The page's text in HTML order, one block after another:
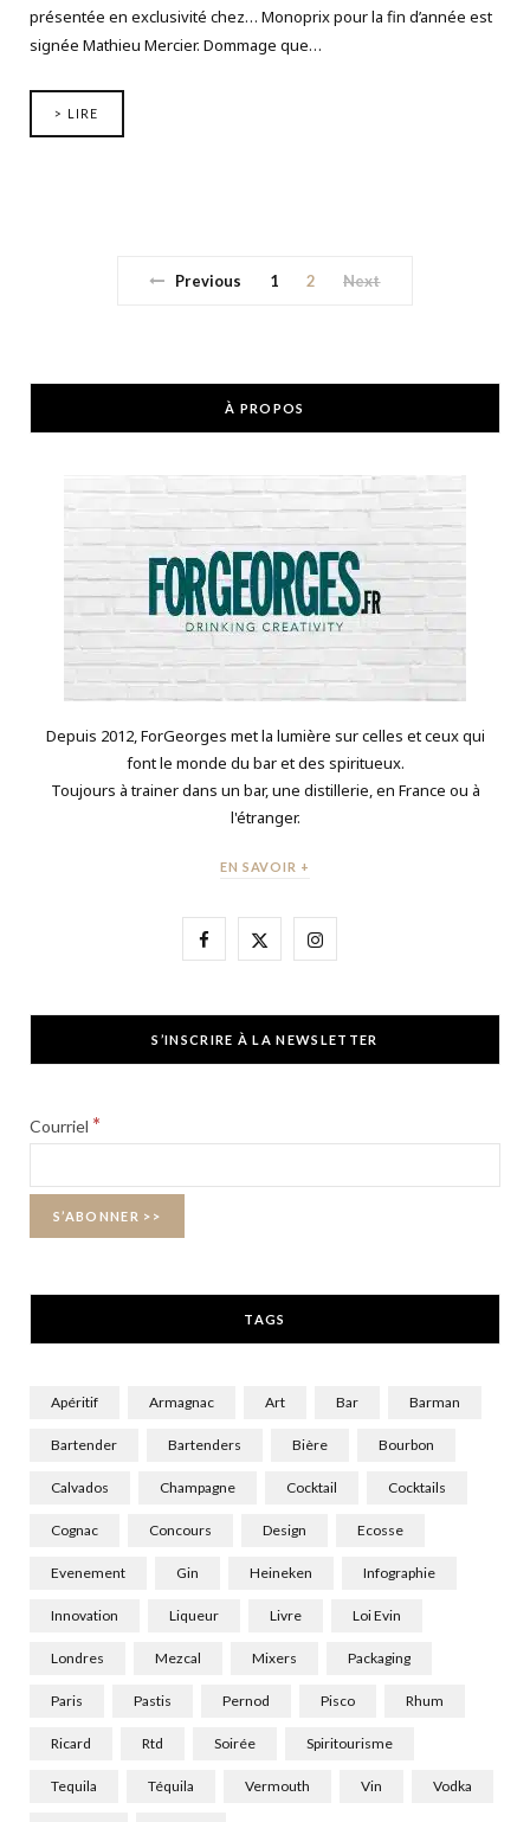
présentée en exclusivité chez… Monoprix pour la fin d’année est
signée Mathieu Mercier. Dommage que…
> LIRE
Previous 1 2 Next
À PROPOS
Depuis 2012, ForGeorges met la lumière sur celles et ceux qui
font le monde du bar et des spiritueux.
Toujours à trainer dans un bar, une distillerie, en France ou à
l'étranger.
EN SAVOIR +
F
e
X
w
I
t
S’INSCRIRE À LA NEWSLETTER
Courriel *
TAGS
Apéritif Armagnac Art Bar Barman
Bartender Bartenders Bière Bourbon
Calvados Champagne Cocktail Cocktails
Cognac Concours Design Ecosse
Evenement Gin Heineken Infographie
Innovation Liqueur Livre Loi Evin
Londres Mezcal Mixers Packaging
Paris Pastis Pernod Pisco Rhum
Ricard Rtd Soirée Spiritourisme
Tequila Téquila Vermouth Vin Vodka